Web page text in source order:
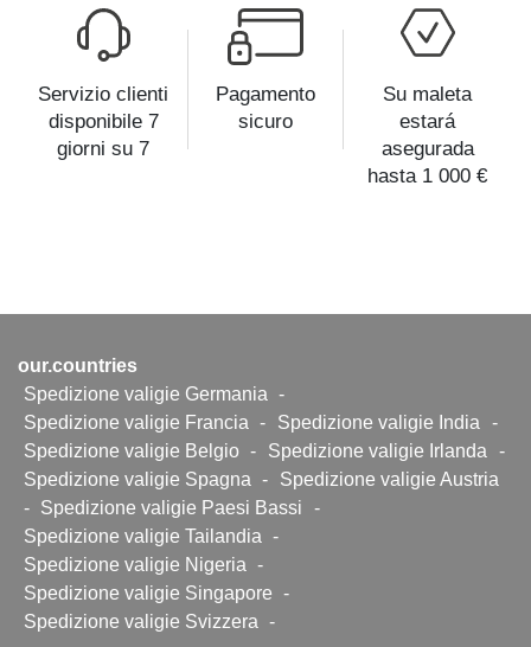
Servizio clienti
disponibile 7
giorni su 7
Pagamento
sicuro
Su maleta
estará
asegurada
hasta 1 000 €
our.countries
Spedizione valigie Germania
-
Spedizione valigie Francia
- Spedizione valigie India
-
Spedizione valigie Belgio - Spedizione valigie Irlanda
-
Spedizione valigie Spagna
-
Spedizione valigie Austria
-
Spedizione valigie Paesi Bassi
-
Spedizione valigie Tailandia
-
Spedizione valigie Nigeria
-
Spedizione valigie Singapore
-
Spedizione valigie Svizzera
-